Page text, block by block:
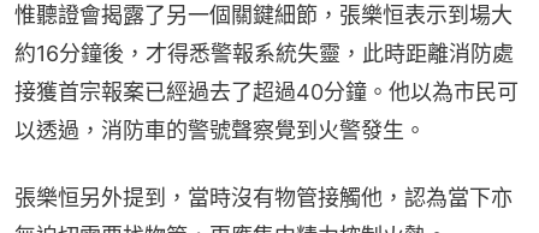
惟聽證會揭露了另一個關鍵細節，張樂恒表示到場大
約16分鐘後，才得悉警報系統失靈，此時距離消防處
接獲首宗報案已經過去了超過40分鐘。他以為市民可
以透過，消防車的警號聲察覺到火警發生。
張樂恒另外提到，當時沒有物管接觸他，認為當下亦